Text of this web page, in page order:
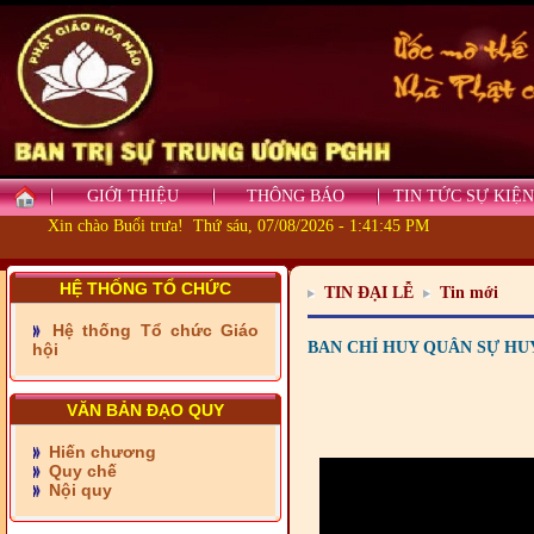
GIỚI THIỆU THÔNG BÁO
TIN TỨC SỰ KIỆN
Xin chào Buổi trưa! Thứ sáu, 07/08/2026 - 1:41:45 PM
HỆ THỐNG TỔ CHỨC
Hệ thống Tổ chức Giáo
hội
VĂN BẢN ĐẠO QUY
Hiến chương
Quy chế
Nội quy
- Những tấm lòng thiện
nguyện vùng biên
- BAN TRỊ SỰ XÃ ĐẠI
PHƯỚC TỈNH ĐỒNG NAI
TIẾP SỨC ĐẾN TRƯỜNG
- Xã Châu Phú khánh
thành cầu Kênh 7 - Nam
kênh Quốc Gia
TIN ĐẠI LỄ Tin mới
BAN CHỈ HUY QUÂN SỰ